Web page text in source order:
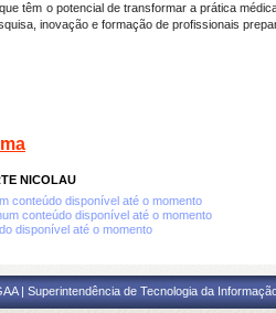
têm o potencial de transformar a prática
inovação e formação de profissionais
NICOLAU
conteúdo disponível até o momento
conteúdo disponível até o momento
disponível até o momento
| Superintendência de Tecnologia da